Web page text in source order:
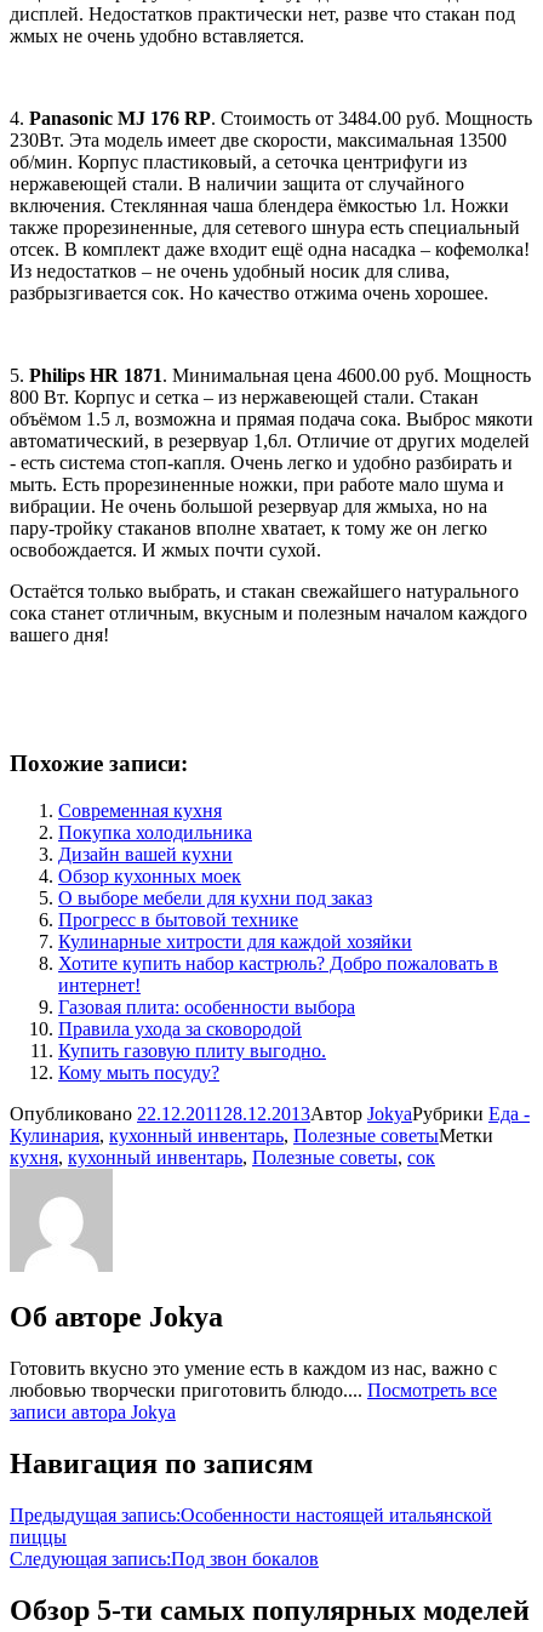
дисплей. Недостатков практически нет, разве что стакан под
жмых не очень удобно вставляется.
4. Panasonic MJ 176 RP. Стоимость от 3484.00 руб. Мощность
230Вт. Эта модель имеет две скорости, максимальная 13500
об/мин. Корпус пластиковый, а сеточка центрифуги из
нержавеющей стали. В наличии защита от случайного
включения. Стеклянная чаша блендера ёмкостью 1л. Ножки
также прорезиненные, для сетевого шнура есть специальный
отсек. В комплект даже входит ещё одна насадка – кофемолка!
Из недостатков – не очень удобный носик для слива,
разбрызгивается сок. Но качество отжима очень хорошее.
5. Philips HR 1871. Минимальная цена 4600.00 руб. Мощность
800 Вт. Корпус и сетка – из нержавеющей стали. Стакан
объёмом 1.5 л, возможна и прямая подача сока. Выброс мякоти
автоматический, в резервуар 1,6л. Отличие от других моделей
- есть система стоп-капля. Очень легко и удобно разбирать и
мыть. Есть прорезиненные ножки, при работе мало шума и
вибрации. Не очень большой резервуар для жмыха, но на
пару-тройку стаканов вполне хватает, к тому же он легко
освобождается. И жмых почти сухой.
Остаётся только выбрать, и стакан свежайшего натурального
сока станет отличным, вкусным и полезным началом каждого
вашего дня!
Похожие записи:
Современная кухня
Покупка холодильника
Дизайн вашей кухни
Обзор кухонных моек
О выборе мебели для кухни под заказ
Прогресс в бытовой технике
Кулинарные хитрости для каждой хозяйки
Хотите купить набор кастрюль? Добро пожаловать в
интернет!
Газовая плита: особенности выбора
Правила ухода за сковородой
Купить газовую плиту выгодно.
Кому мыть посуду?
Опубликовано 22.12.2011 28.12.2013Автор JokyaРубрики Еда -
Кулинария, кухонный инвентарь, Полезные советыМетки
кухня, кухонный инвентарь, Полезные советы, сок
Об авторе Jokya
Готовить вкусно это умение есть в каждом из нас, важно с
любовью творчески приготовить блюдо.... Посмотреть все
записи автора Jokya
Навигация по записям
Предыдущая запись:Особенности настоящей итальянской
пиццы
Следующая запись:Под звон бокалов
Обзор 5-ти самых популярных моделей